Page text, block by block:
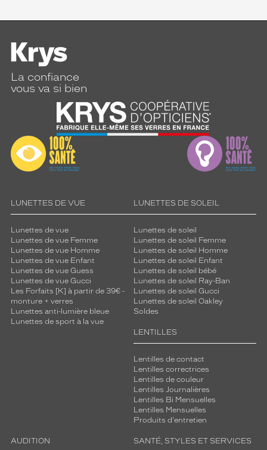
La confiance
vous va si bien
LUNETTES DE VUE
Lunettes de vue
Lunettes de vue Femme
Lunettes de vue Homme
Lunettes de vue Enfant
Lunettes de vue Guess
Lunettes de vue Gucci
Les Forfaits [K] à partir de 39€ -
monture + verres
Lunettes anti-lumière bleue
Lunettes de sport à la vue
LUNETTES DE SOLEIL
Lunettes de soleil
Lunettes de soleil Femme
Lunettes de soleil Homme
Lunettes de soleil Enfant
Lunettes de soleil bébé
Lunettes de soleil Ray-Ban
Lunettes de soleil Gucci
Lunettes de soleil Oakley
Soldes
LENTILLES
Lentilles de contact
Lentilles correctrices
Lentilles de couleur
Lentilles Journalières
Lentilles Bi Mensuelles
Lentilles Mensuelles
Produits d'entretien
AUDITION SANTÉ, STYLES ET SERVICES